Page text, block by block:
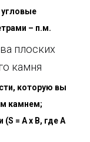
– п.м.
плоских
камня
которую вы
камнем;
= A х B, где A